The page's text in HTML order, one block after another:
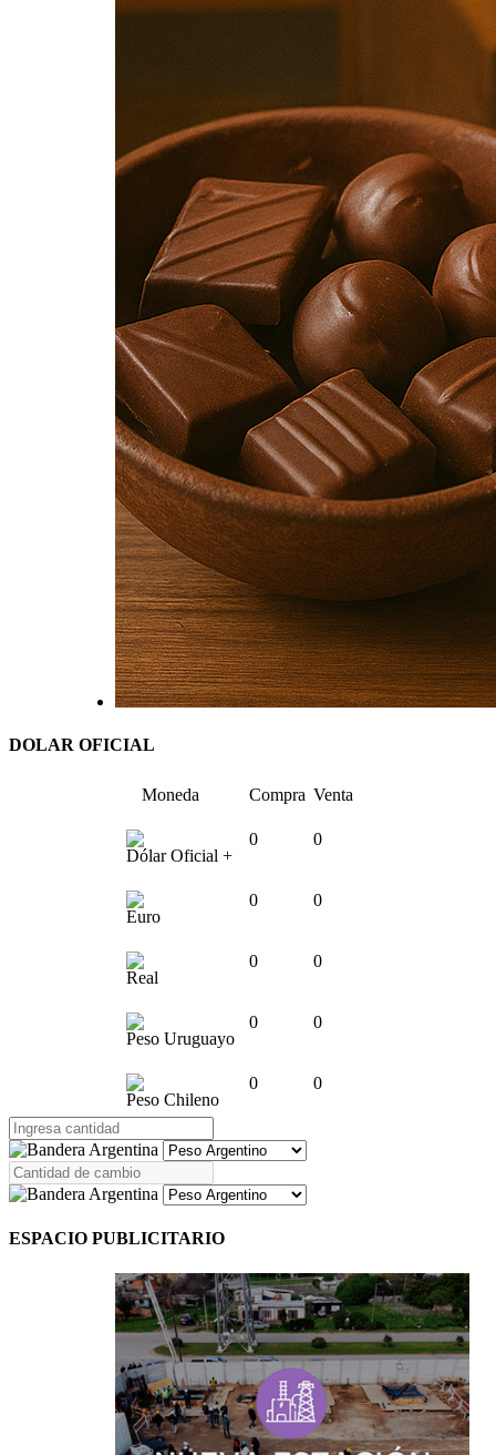
DOLAR OFICIAL
Moneda Compra Venta
Dólar Oficial +
0 0
Euro
0 0
Real
0 0
Peso Uruguayo
0 0
Peso Chileno
0 0
ESPACIO PUBLICITARIO